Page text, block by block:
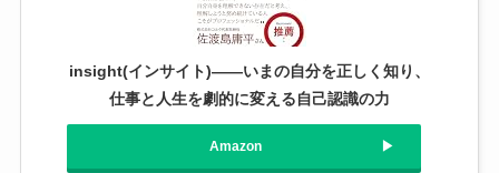
insight(インサイト)――いまの自分を正しく知り、
仕事と人生を劇的に変える自己認識の力
Amazon